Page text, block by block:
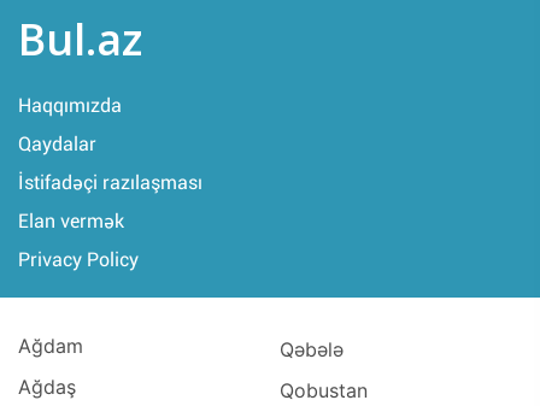
Bul.az
Haqqımızda
Qaydalar
İstifadəçi razılaşması
Elan vermək
Privacy Policy
Ağdam
Ağdaş
Qəbələ
Qobustan